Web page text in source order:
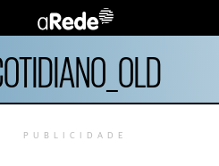
PUBLICIDADE